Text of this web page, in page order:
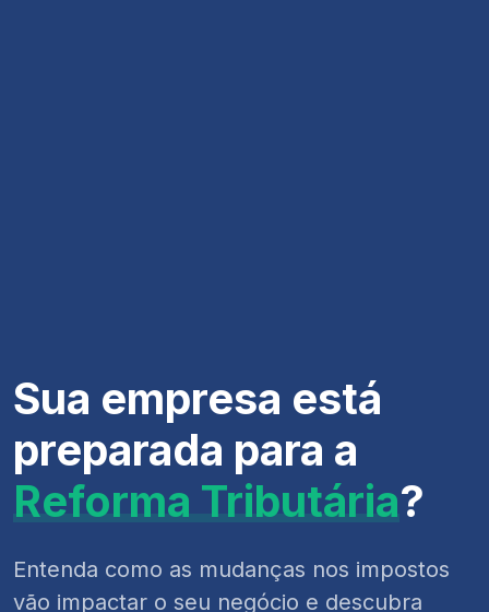
Sua empresa está
preparada para a
Reforma Tributária?
Entenda como as mudanças nos impostos
vão impactar o seu negócio e descubra